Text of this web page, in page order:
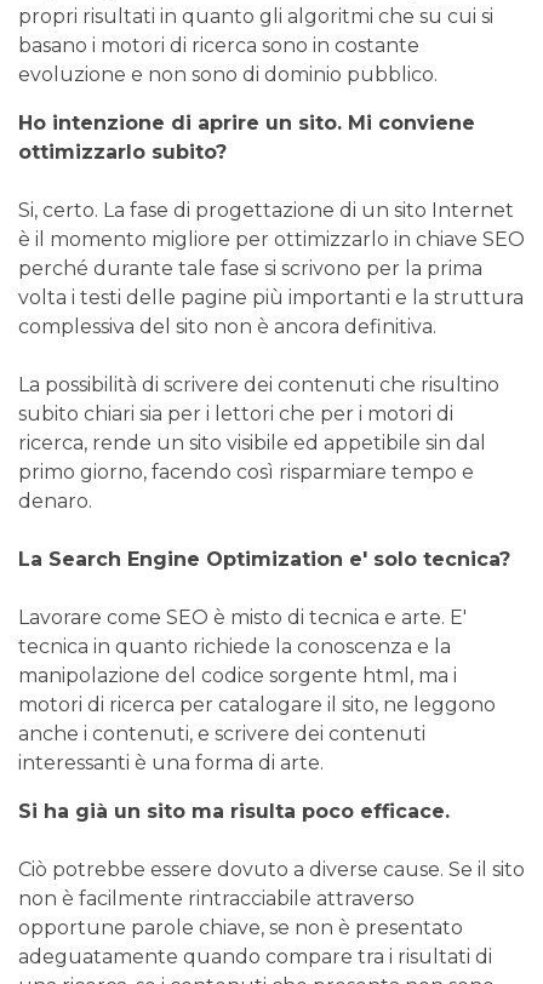
propri risultati in quanto gli algoritmi che su cui si
basano i motori di ricerca sono in costante
evoluzione e non sono di dominio pubblico.
Ho intenzione di aprire un sito. Mi conviene
ottimizzarlo subito?
Si, certo. La fase di progettazione di un sito Internet
è il momento migliore per ottimizzarlo in chiave SEO
perché durante tale fase si scrivono per la prima
volta i testi delle pagine più importanti e la struttura
complessiva del sito non è ancora definitiva.
La possibilità di scrivere dei contenuti che risultino
subito chiari sia per i lettori che per i motori di
ricerca, rende un sito visibile ed appetibile sin dal
primo giorno, facendo così risparmiare tempo e
denaro.
La Search Engine Optimization e' solo tecnica?
Lavorare come SEO è misto di tecnica e arte. E'
tecnica in quanto richiede la conoscenza e la
manipolazione del codice sorgente html, ma i
motori di ricerca per catalogare il sito, ne leggono
anche i contenuti, e scrivere dei contenuti
interessanti è una forma di arte.
Si ha già un sito ma risulta poco efficace.
Ciò potrebbe essere dovuto a diverse cause. Se il sito
non è facilmente rintracciabile attraverso
opportune parole chiave, se non è presentato
adeguatamente quando compare tra i risultati di